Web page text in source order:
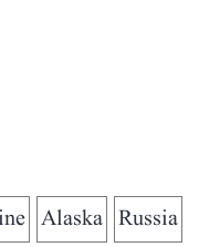
Russia
Alaska